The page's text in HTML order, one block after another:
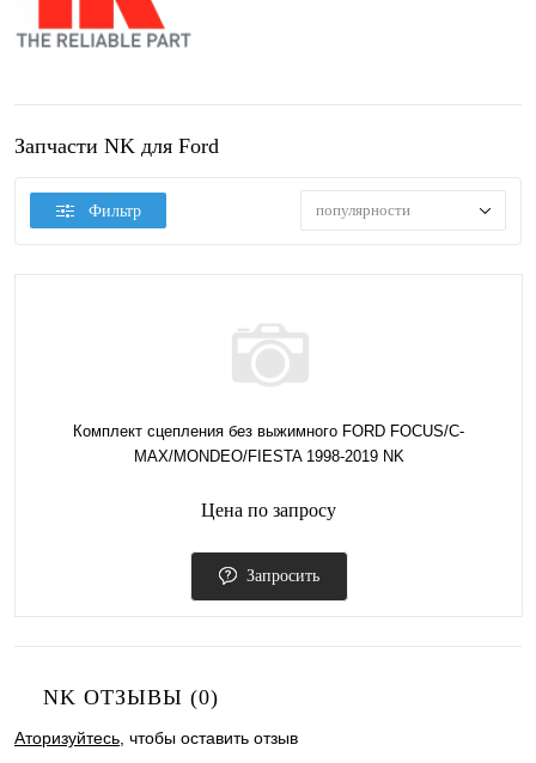
Запчасти NK для Ford
Фильтр популярности
Комплект сцепления без выжимного FORD FOCUS/C-
MAX/MONDEO/FIESTA 1998-2019 NK
Цена по запросу
Запросить
NK ОТЗЫВЫ (0)
Аторизуйтесь , чтобы оставить отзыв